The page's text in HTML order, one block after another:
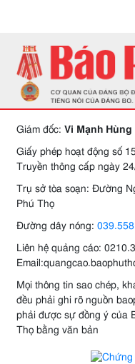
Giám đốc: Vi Mạnh Hùng
Giấy phép hoạt động số
Truyền thông cấp ngày
Trụ sở tòa soạn: Đường
Phú Thọ
Đường dây nóng:
Liên hệ quảng cáo:
Mọi thông tin sao chép,
đều phải ghi rõ nguồn
phải được sự đồng ý của
Thọ bằng văn bản